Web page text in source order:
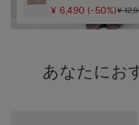
¥ 6,490(-50%)¥
あなたにお